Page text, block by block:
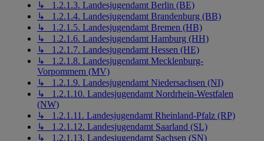
↳ 1.2.1.3. Landesjugendamt Berlin (BE)
↳ 1.2.1.4. Landesjugendamt Brandenburg (BB)
↳ 1.2.1.5. Landesjugendamt Bremen (HB)
↳ 1.2.1.6. Landesjugendamt Hamburg (HH)
↳ 1.2.1.7. Landesjugendamt Hessen (HE)
↳ 1.2.1.8. Landesjugendamt Mecklenburg-
Vorpommern (MV)
↳ 1.2.1.9. Landesjugendamt Niedersachsen (NI)
↳ 1.2.1.10. Landesjugendamt Nordrhein-Westfalen
(NW)
↳ 1.2.1.11. Landesjugendamt Rheinland-Pfalz (RP)
↳ 1.2.1.12. Landesjugendamt Saarland (SL)
↳ 1.2.1.13. Landesjugendamt Sachsen (SN)